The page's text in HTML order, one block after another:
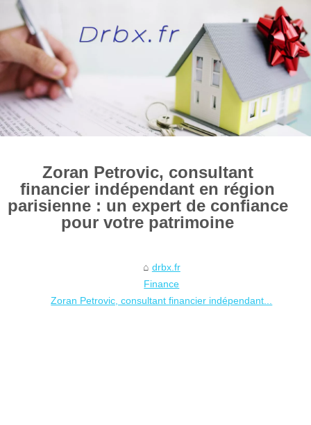
Zoran Petrovic, consultant
financier indépendant en région
parisienne : un expert de confiance
pour votre patrimoine
drbx.fr
Finance
Zoran Petrovic, consultant financier indépendant...